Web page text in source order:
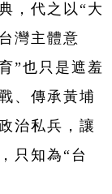
，代之以“大
灣主體意
”也只是遮羞
、傳承黃埔
治私兵，讓
只知為“台